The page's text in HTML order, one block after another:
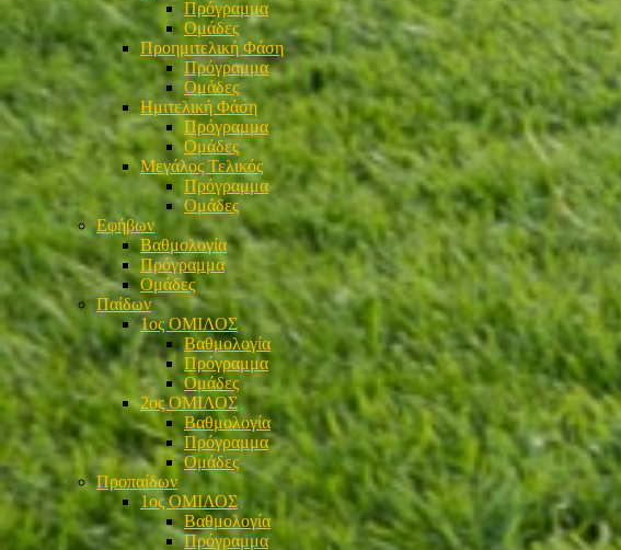
Πρόγραμμα
Ομάδες
Προημιτελική Φάση
Πρόγραμμα
Ομάδες
Ημιτελική Φάση
Πρόγραμμα
Ομάδες
Μεγάλος Τελικός
Πρόγραμμα
Ομάδες
Εφήβων
Βαθμολογία
Πρόγραμμα
Ομάδες
Παίδων
1ος ΟΜΙΛΟΣ
Βαθμολογία
Πρόγραμμα
Ομάδες
2ος ΟΜΙΛΟΣ
Βαθμολογία
Πρόγραμμα
Ομάδες
Προπαίδων
1ος ΟΜΙΛΟΣ
Βαθμολογία
Πρόγραμμα